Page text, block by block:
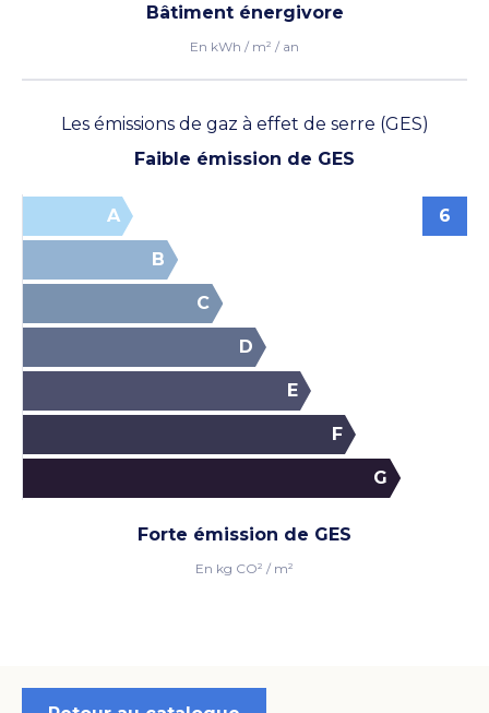
Bâtiment énergivore
En kWh / m² / an
Les émissions de gaz à effet de serre (GES)
Faible émission de GES
A 6
B
C
D
E
F
G
Forte émission de GES
En kg CO² / m²
Voir les photos
Voir les photos